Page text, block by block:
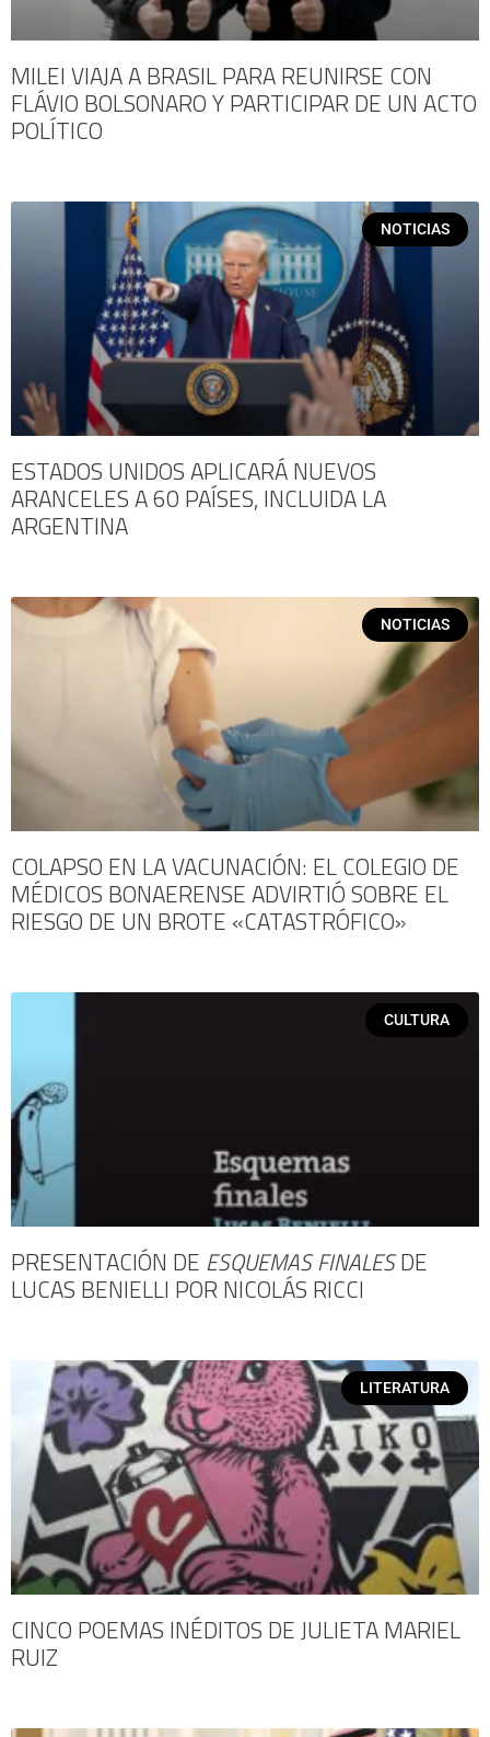
MILEI VIAJA A BRASIL PARA REUNIRSE CON
FLÁVIO BOLSONARO Y PARTICIPAR DE UN ACTO
POLÍTICO
NOTICIAS
ESTADOS UNIDOS APLICARÁ NUEVOS
ARANCELES A 60 PAÍSES, INCLUIDA LA
ARGENTINA
NOTICIAS
COLAPSO EN LA VACUNACIÓN: EL COLEGIO DE
MÉDICOS BONAERENSE ADVIRTIÓ SOBRE EL
RIESGO DE UN BROTE «CATASTRÓFICO»
CULTURA
PRESENTACIÓN DE ESQUEMAS FINALESDE
LUCAS BENIELLI POR NICOLÁS RICCI
LITERATURA
CINCO POEMAS INÉDITOS DE JULIETA MARIEL
RUIZ